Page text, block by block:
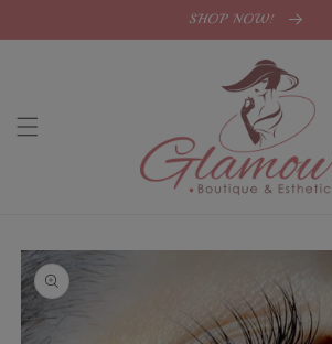
SHOP NOW!
Skip to
product
information